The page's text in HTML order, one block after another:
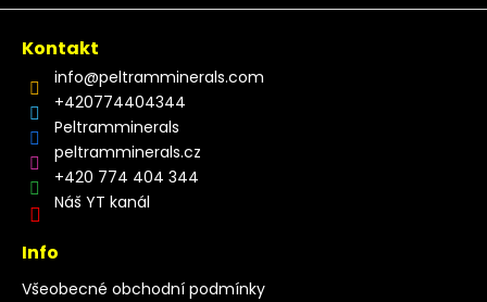
Kontakt
info@peltramminerals.com
+420774404344
Peltramminerals
peltramminerals.cz
+420 774 404 344
Náš YT kanál
Info
Všeobecné obchodní podmínky